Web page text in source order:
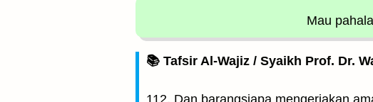
Mau
📚 Tafsir Al-Wajiz / Syaikh Prof. Dr.
112. Dan barangsiapa mengerjakan